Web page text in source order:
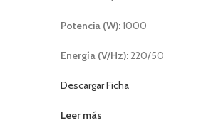
Potencia (W):1000
Energía (V/Hz):220/50
Descargar Ficha
Leer más